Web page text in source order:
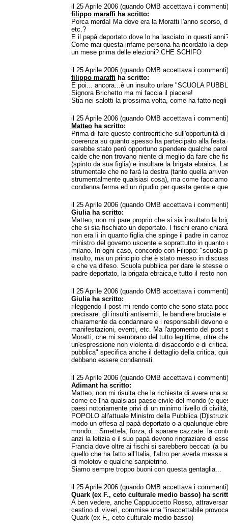
il 25 Aprile 2006 (quando OMB accettava i commenti)
filippo maraffi ha scritto:
Porca merda! Ma dove era la Moratti l'anno scorso,
etc.?
E il papà deportato dove lo ha lasciato in questi
Come mai questa infame persona ha ricordato la
un mese prima delle elezioni? CHE SCHIFO
il 25 Aprile 2006 (quando OMB accettava i commenti)
filippo maraffi ha scritto:
E poi... ancora...è un insulto urlare "SCUOLA
Signora Brichetto ma mi faccia il piacere!
Stia nei salotti la prossima volta, come ha fatto
il 25 Aprile 2006 (quando OMB accettava i commenti)
Matteo ha scritto:
Prima di fare queste controcritiche sull'opportunitá
coerenza su quanto spesso ha partecipato alla
sarebbe stato peró opportuno spendere qualche
calde che non trovano niente di meglio da fare che
(spinto da sua figlia) e insultare la brigata ebraica.
strumentale che ne fará la destra (tanto quella
strumentalmente qualsiasi cosa), ma come
condanna ferma ed un ripudio per questa gente e
il 25 Aprile 2006 (quando OMB accettava i commenti)
Giulia ha scritto:
Matteo, non mi pare proprio che si sia insultato la
che si sia fischiato un deportato. I fischi erano
non era lì in quanto figlia che spinge il padre in
ministro del governo uscente e soprattutto in quanto
milano. In ogni caso, concordo con Filippo: "scuola
insulto, ma un principio che è stato messo in
e che va difeso. Scuola pubblica per dare le stesse
padre deportato, la brigata ebraica,e tutto il resto
il 25 Aprile 2006 (quando OMB accettava i commenti)
Giulia ha scritto:
rileggendo il post mi rendo conto che sono stata
precisare: gli insulti antisemiti, le bandiere bruciate
chiaramente da condannare e i responsabili devono
manifestazioni, eventi, etc. Ma l'argomento del post
Moratti, che mi sembrano del tutto legittime, oltre
un'espressione non violenta di disaccordo e di
pubblica" specifica anche il dettaglio della critica,
debbano essere condannati.
il 25 Aprile 2006 (quando OMB accettava i commenti)
Adimant ha scritto:
Matteo, non mi risulta che la richiesta di avere una
come ce l'ha qualsiasi paese civile del mondo (e
paesi notoriamente privi di un minimo livello di
POPOLO all'attuale Ministro della Pubblica
modo un offesa al papà deportato o a qualunque
mondo... Smettela, forza, di sparare cazzate: la
anzi la letizia e il suo papà devono ringraziare di
Francia dove oltre ai fischi si sarebbero beccati (a
quello che ha fatto all'Italia, l'altro per averla messa
di molotov e qualche sanpietrino.
Siamo sempre troppo buoni con questa gentaglia...
il 25 Aprile 2006 (quando OMB accettava i commenti)
Quark (ex F., ceto culturale medio basso) ha
A ben vedere, anche Cappuccetto Rosso,
cestino di viveri, commise una "inaccettabile
Quark (ex F., ceto culturale medio basso)